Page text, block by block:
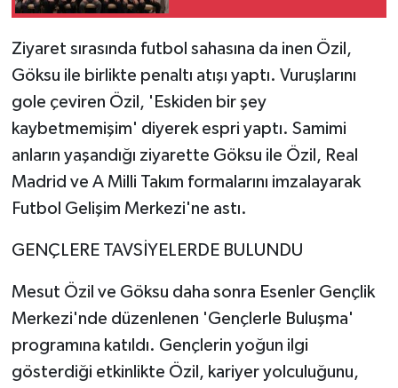
Ziyaret sırasında futbol sahasına da inen Özil,
Göksu ile birlikte penaltı atışı yaptı. Vuruşlarını
gole çeviren Özil, 'Eskiden bir şey
kaybetmemişim' diyerek espri yaptı. Samimi
anların yaşandığı ziyarette Göksu ile Özil, Real
Madrid ve A Milli Takım formalarını imzalayarak
Futbol Gelişim Merkezi'ne astı.
GENÇLERE TAVSİYELERDE BULUNDU
Mesut Özil ve Göksu daha sonra Esenler Gençlik
Merkezi'nde düzenlenen 'Gençlerle Buluşma'
programına katıldı. Gençlerin yoğun ilgi
gösterdiği etkinlikte Özil, kariyer yolculuğunu,